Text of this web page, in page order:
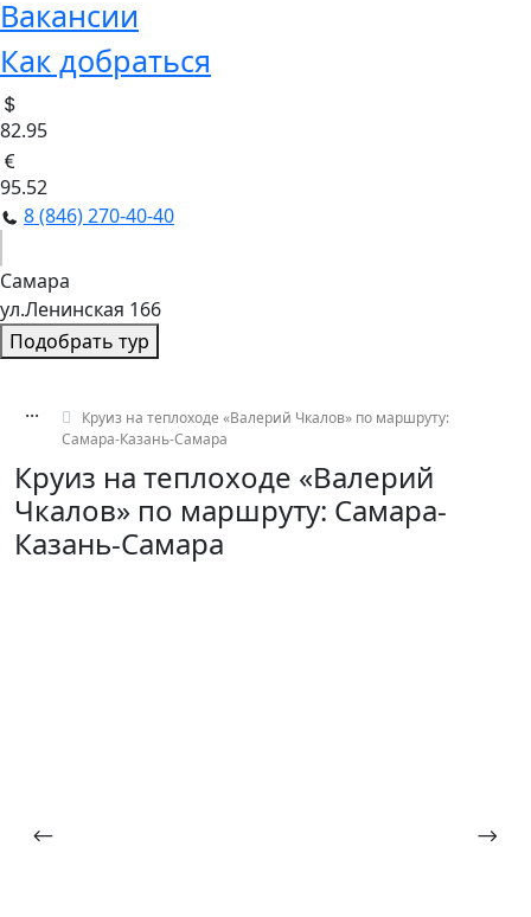
Вакансии
Как добраться
82.95
95.52
8 (846) 270-40-40
Самара
ул.Ленинская 166
Подобрать тур
...
Круиз на теплоходе «Валерий Чкалов» по маршруту:
Самара-Казань-Самара
Круиз на теплоходе «Валерий
Чкалов» по маршруту: Самара-
Казань-Самара